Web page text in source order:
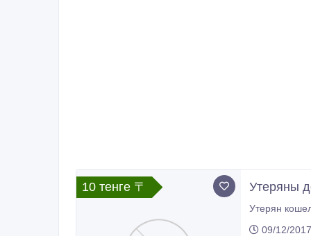
10 тенге 〒 Утеряны
Утерян
09/12/2017